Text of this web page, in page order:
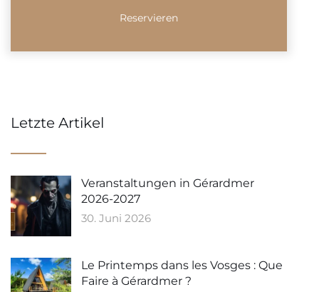
Letzte Artikel
Veranstaltungen in Gérardmer
2026-2027
30. Juni 2026
Le Printemps dans les Vosges : Que
Faire à Gérardmer ?